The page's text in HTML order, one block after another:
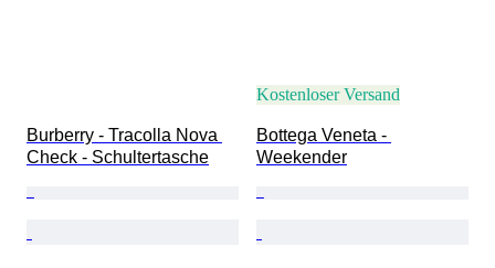
Burberry - Tracolla Nova
Check - Schultertasche
Kostenloser Versand
Bottega Veneta -
Weekender